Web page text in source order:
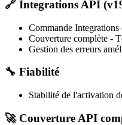
🔗 Integrations API
Commande Integrations
Couverture complète -
Gestion des erreurs
🔧 Fiabilité
Stabilité de l'activation
🚀 Couverture API